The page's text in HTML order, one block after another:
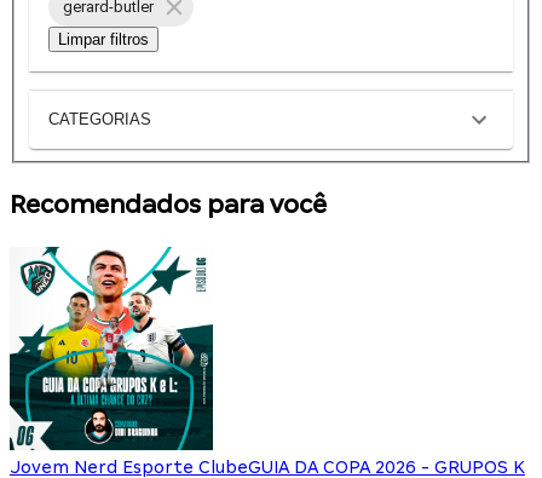
gerard-butler
Limpar filtros
CATEGORIAS
Recomendados para você
Jovem Nerd Esporte ClubeGUIA DA COPA 2026 - GRUPOS K